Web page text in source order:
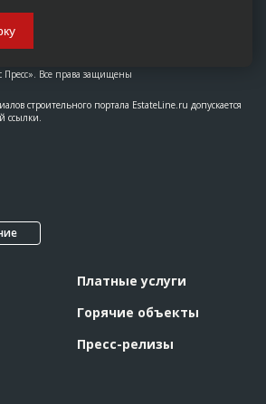
Все права защищены
строительного портала EstateLine.ru допускается
ссылки.
Платные услуги
Горячие объекты
Пресс-релизы